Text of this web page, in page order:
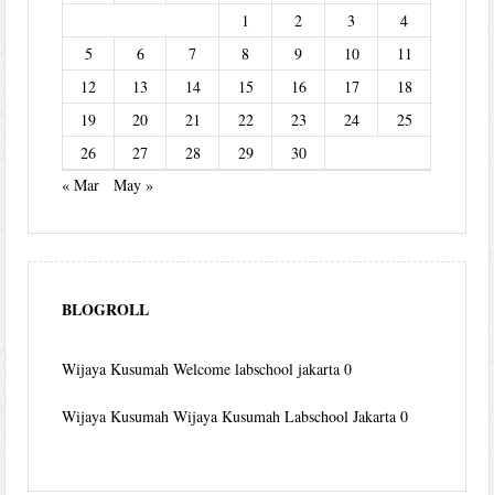
1 2 3
4
5
6 7 8 9 10
11
12
13 14 15 16 17
18
19
20 21 22 23 24
25
26
27 28 29
30
« Mar
May »
BLOGROLL
Wijaya Kusumah Welcome labschool jakarta 0
Wijaya Kusumah Wijaya Kusumah Labschool Jakarta 0